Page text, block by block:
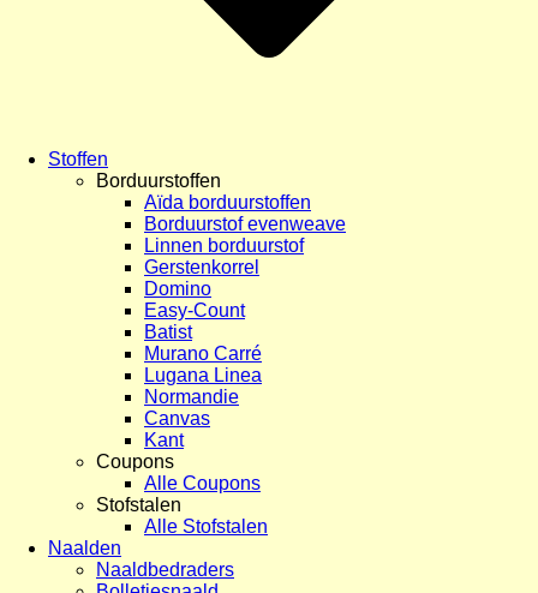
Stoffen
Borduurstoffen
Aïda borduurstoffen
Borduurstof evenweave
Linnen borduurstof
Gerstenkorrel
Domino
Easy-Count
Batist
Murano Carré
Lugana Linea
Normandie
Canvas
Kant
Coupons
Alle Coupons
Stofstalen
Alle Stofstalen
Naalden
Naaldbedraders